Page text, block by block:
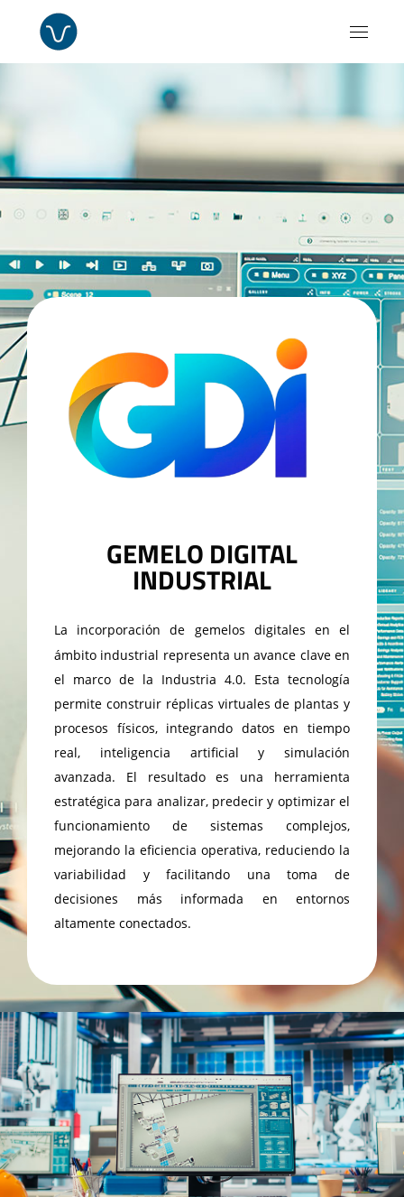
GEMELO DIGITAL
INDUSTRIAL
La incorporación de gemelos digitales en el
ámbito industrial representa un avance clave en
el marco de la Industria 4.0. Esta tecnología
permite construir réplicas virtuales de plantas y
procesos físicos, integrando datos en tiempo
real, inteligencia artificial y simulación
avanzada. El resultado es una herramienta
estratégica para analizar, predecir y optimizar el
funcionamiento de sistemas complejos,
mejorando la eficiencia operativa, reduciendo la
variabilidad y facilitando una toma de
decisiones más informada en entornos
altamente conectados.